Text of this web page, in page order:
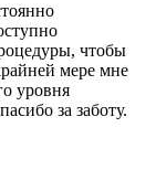
чтобы
мере мне
уровня
за заботу.